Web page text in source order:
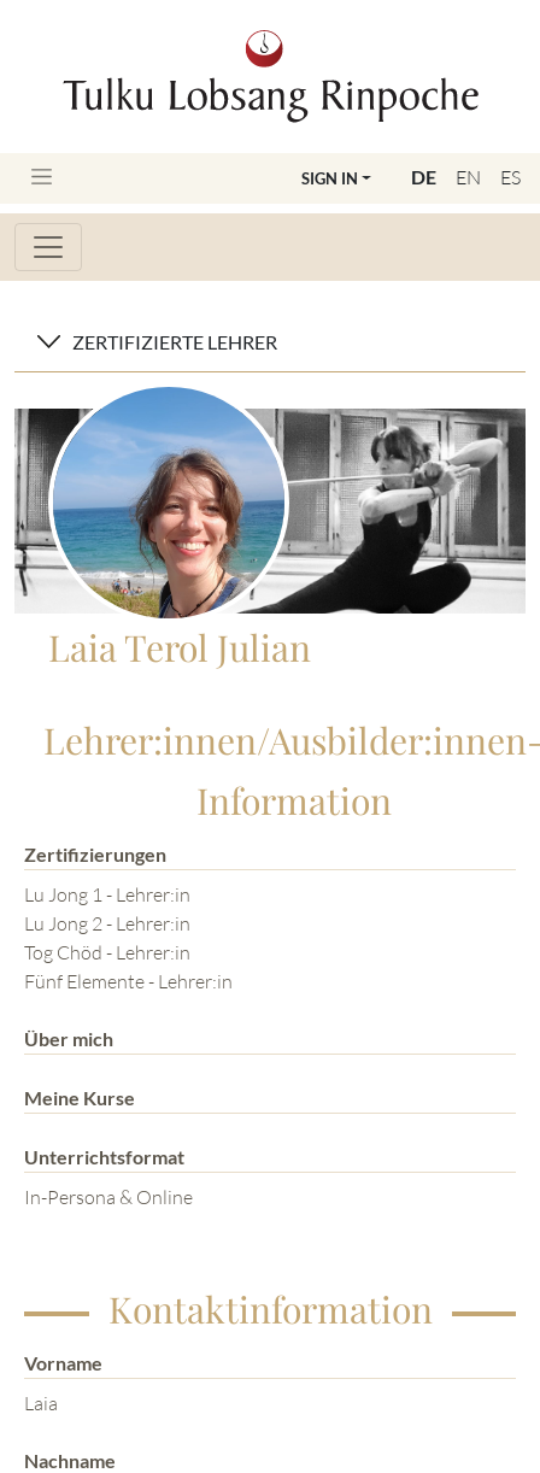
DE EN ES
SIGN IN
ZERTIFIZIERTE LEHRER
Laia Terol Julian
Lehrer:innen/
Information
Zertifizierungen
Lu Jong 1 - Lehrer:in
Lu Jong 2 - Lehrer:in
Tog Chöd - Lehrer:in
Fünf Elemente - Lehrer:in
Über mich
Meine Kurse
Unterrichtsformat
In-Persona & Online
Kontaktinformation
Vorname
Laia
Nachname